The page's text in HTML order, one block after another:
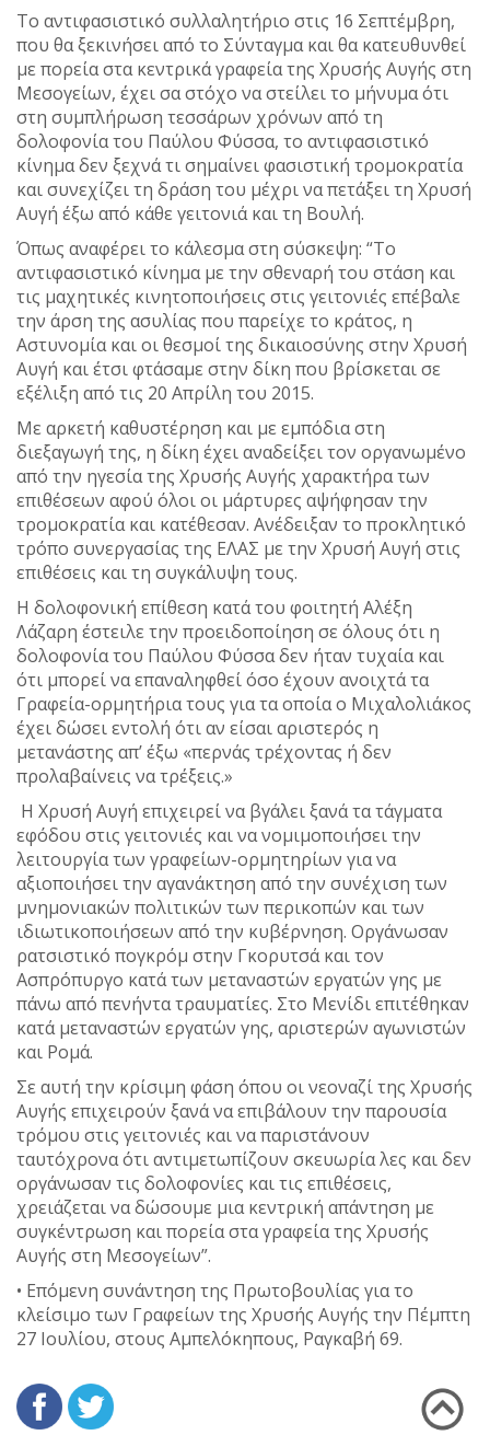
Το αντιφασιστικό συλλαλητήριο στις 16 Σεπτέμβρη,
που θα ξεκινήσει από το Σύνταγμα και θα κατευθυνθεί
με πορεία στα κεντρικά γραφεία της Χρυσής Αυγής στη
Μεσογείων, έχει σα στόχο να στείλει το μήνυμα ότι
στη συμπλήρωση τεσσάρων χρόνων από τη
δολοφονία του Παύλου Φύσσα, το αντιφασιστικό
κίνημα δεν ξεχνά τι σημαίνει φασιστική τρομοκρατία
και συνεχίζει τη δράση του μέχρι να πετάξει τη Χρυσή
Αυγή έξω από κάθε γειτονιά και τη Βουλή.
Όπως αναφέρει το κάλεσμα στη σύσκεψη: “Το
αντιφασιστικό κίνημα με την σθεναρή του στάση και
τις μαχητικές κινητοποιήσεις στις γειτονιές επέβαλε
την άρση της ασυλίας που παρείχε το κράτος, η
Αστυνομία και οι θεσμοί της δικαιοσύνης στην Χρυσή
Αυγή και έτσι φτάσαμε στην δίκη που βρίσκεται σε
εξέλιξη από τις 20 Απρίλη του 2015.
Με αρκετή καθυστέρηση και με εμπόδια στη
διεξαγωγή της, η δίκη έχει αναδείξει τον οργανωμένο
από την ηγεσία της Χρυσής Αυγής χαρακτήρα των
επιθέσεων αφού όλοι οι μάρτυρες αψήφησαν την
τρομοκρατία και κατέθεσαν. Ανέδειξαν το προκλητικό
τρόπο συνεργασίας της ΕΛΑΣ με την Χρυσή Αυγή στις
επιθέσεις και τη συγκάλυψη τους.
Η δολοφονική επίθεση κατά του φοιτητή Αλέξη
Λάζαρη έστειλε την προειδοποίηση σε όλους ότι η
δολοφονία του Παύλου Φύσσα δεν ήταν τυχαία και
ότι μπορεί να επαναληφθεί όσο έχουν ανοιχτά τα
Γραφεία-ορμητήρια τους για τα οποία ο Μιχαλολιάκος
έχει δώσει εντολή ότι αν είσαι αριστερός η
μετανάστης απ’ έξω «περνάς τρέχοντας ή δεν
προλαβαίνεις να τρέξεις.»
Η Χρυσή Αυγή επιχειρεί να βγάλει ξανά τα τάγματα
εφόδου στις γειτονιές και να νομιμοποιήσει την
λειτουργία των γραφείων-ορμητηρίων για να
αξιοποιήσει την αγανάκτηση από την συνέχιση των
μνημονιακών πολιτικών των περικοπών και των
ιδιωτικοποιήσεων από την κυβέρνηση. Οργάνωσαν
ρατσιστικό πογκρόμ στην Γκορυτσά και τον
Ασπρόπυργο κατά των μεταναστών εργατών γης με
πάνω από πενήντα τραυματίες. Στο Μενίδι επιτέθηκαν
κατά μεταναστών εργατών γης, αριστερών αγωνιστών
και Ρομά.
Σε αυτή την κρίσιμη φάση όπου οι νεοναζί της Χρυσής
Αυγής επιχειρούν ξανά να επιβάλουν την παρουσία
τρόμου στις γειτονιές και να παριστάνουν
ταυτόχρονα ότι αντιμετωπίζουν σκευωρία λες και δεν
οργάνωσαν τις δολοφονίες και τις επιθέσεις,
χρειάζεται να δώσουμε μια κεντρική απάντηση με
συγκέντρωση και πορεία στα γραφεία της Χρυσής
Αυγής στη Μεσογείων”.
• Επόμενη συνάντηση της Πρωτοβουλίας για το
κλείσιμο των Γραφείων της Χρυσής Αυγής την Πέμπτη
27 Ιουλίου, στους Αμπελόκηπους, Ραγκαβή 69.